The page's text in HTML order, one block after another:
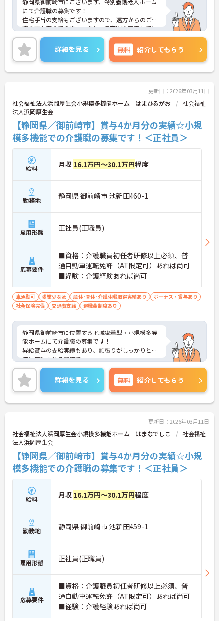
静岡県御前崎市にございます、特別養護老人ホーム
にて介護職の募集です！
住宅手当の支給もございますので、遠方からのご転
職の方も安心できます。また、保育園を完備してい
ますので、子育て中の方も安心してご就業頂けま
す。
ご興味のある方は、マイナビ介護職までお問い合わ
せください。
詳細を見る 無料 紹介してもらう
更新日：2026年03月11日
社会福祉法人浜岡厚生会小規模多機能ホーム はまひるがお
社会福祉
法人浜岡厚生会
【静岡県／御前崎市】賞与4か月分の実績☆小規
模多機能での介護職の募集です！＜正社員＞
給料 月収 16.1万円～30.1万円程度
勤務地 静岡県 御前崎市 池新田460-1
雇用形態 正社員(正職員)
応募要件
■資格：介護職員初任者研修以上必須、普
通自動車運転免許（AT限定可）あれば尚可
■経験：介護経験あれば尚可
車通勤可 残業少なめ 産休･育休･介護休暇取得実績あり
ボーナス・賞与あり
社会保険完備
交通費支給 退職金制度あり
静岡県御前崎市に位置する地域密着型・小規模多機
能ホームにて介護職の募集です！
昇給賞与の支給実績もあり、頑張りがしっかりと評
価に反映される環境です。
ご興味ある方には、面接対策ポイントなど、さらに
詳細をお話しいたしますのでお気軽にご相談くださ
い！
詳細を見る 無料 紹介してもらう
更新日：2026年03月11日
社会福祉法人浜岡厚生会小規模多機能ホーム はまなでしこ
社会福祉
法人浜岡厚生会
【静岡県／御前崎市】賞与4か月分の実績☆小規
模多機能での介護職の募集です！＜正社員＞
給料 月収 16.1万円～30.1万円程度
勤務地 静岡県 御前崎市 池新田459-1
雇用形態 正社員(正職員)
応募要件
■資格：介護職員初任者研修以上必須、普
通自動車運転免許（AT限定可）あれば尚可
■経験：介護経験あれば尚可